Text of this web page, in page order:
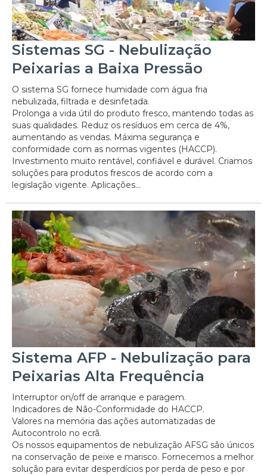
Sistemas SG - Nebulização
Peixarias a Baixa Pressão
O sistema SG fornece humidade com água fria
nebulizada, filtrada e desinfetada.
Prolonga a vida útil do produto fresco, mantendo todas as
suas qualidades. Reduz os resíduos em cerca de 4%,
aumentando as vendas. Máxima segurança e
conformidade com as normas vigentes (HACCP).
Investimento muito rentável, confiável e durável. Criamos
soluções para produtos frescos de acordo com a
legislação vigente. Aplicações...
Sistema AFP - Nebulização para
Peixarias Alta Frequência
Interruptor on/off de arranque e paragem.
Indicadores de Não-Conformidade do HACCP.
Valores na memória das ações automatizadas de
Autocontrolo no ecrã.
Os nossos equipamentos de nebulização AFSG são únicos
na conservação de peixe e marisco. Fornecemos a melhor
solução para evitar desperdícios por perda de peso e por